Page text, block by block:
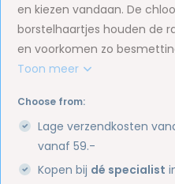
en kiezen vandaan. De
borstelhaartjes houden de
en voorkomen zo
Toon meer
Choose from:
Lage verzendkosten
vanaf 59.-
Kopen bij dé specialist